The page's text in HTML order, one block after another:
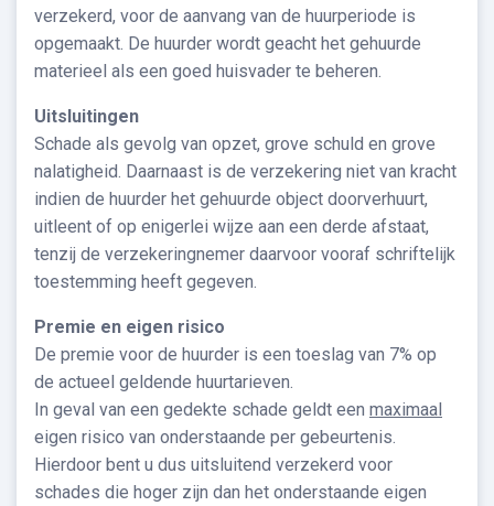
verzekerd, voor de aanvang van de huurperiode is
opgemaakt. De huurder wordt geacht het gehuurde
materieel als een goed huisvader te beheren.
Uitsluitingen
Schade als gevolg van opzet, grove schuld en grove
nalatigheid. Daarnaast is de verzekering niet van kracht
indien de huurder het gehuurde object doorverhuurt,
uitleent of op enigerlei wijze aan een derde afstaat,
tenzij de verzekeringnemer daarvoor vooraf schriftelijk
toestemming heeft gegeven.
Premie en eigen risico
De premie voor de huurder is een toeslag van 7% op
de actueel geldende huurtarieven.
In geval van een gedekte schade geldt een maximaal
eigen risico van onderstaande per gebeurtenis.
Hierdoor bent u dus uitsluitend verzekerd voor
schades die hoger zijn dan het onderstaande eigen